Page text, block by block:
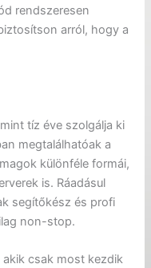
rendszeresen
arról, hogy a
tíz éve szolgálja ki
megtalálhatóak a
különféle formái,
is. Ráadásul
segítőkész és profi
non-stop.
akik csak most kezdik